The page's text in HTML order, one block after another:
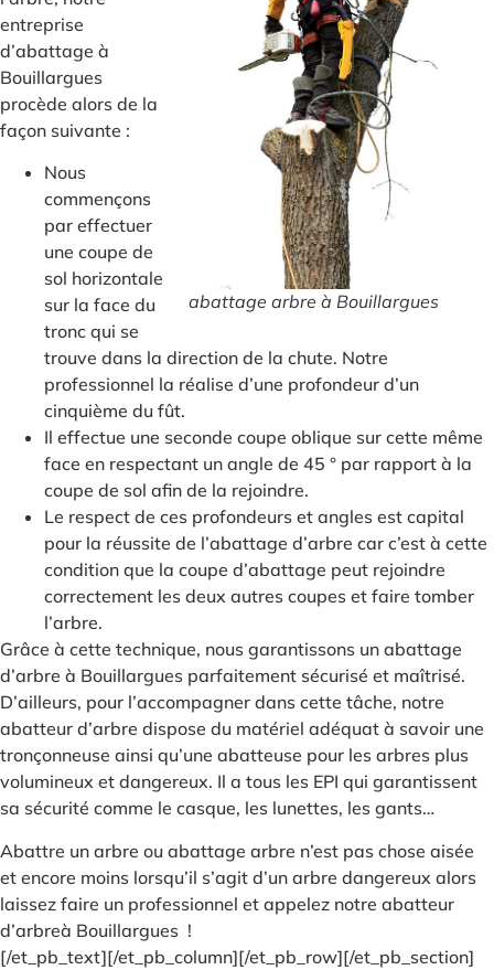
abattage arbre à Bouillargues
entreprise
d’abattage à
Bouillargues
procède alors de la
façon suivante :
Nous
commençons
par effectuer
une coupe de
sol horizontale
sur la face du
tronc qui se
trouve dans la direction de la chute. Notre
professionnel la réalise d’une profondeur d’un
cinquième du fût.
Il effectue une seconde coupe oblique sur cette même
face en respectant un angle de 45 ° par rapport à la
coupe de sol afin de la rejoindre.
Le respect de ces profondeurs et angles est capital
pour la réussite de l’abattage d’arbre car c’est à cette
condition que la coupe d’abattage peut rejoindre
correctement les deux autres coupes et faire tomber
l’arbre.
Grâce à cette technique, nous garantissons un abattage
d’arbre à Bouillargues parfaitement sécurisé et maîtrisé.
D’ailleurs, pour l’accompagner dans cette tâche, notre
abatteur d’arbre dispose du matériel adéquat à savoir une
tronçonneuse ainsi qu’une abatteuse pour les arbres plus
volumineux et dangereux. Il a tous les EPI qui garantissent
sa sécurité comme le casque, les lunettes, les gants…
Abattre un arbre ou abattage arbre n’est pas chose aisée
et encore moins lorsqu’il s’agit d’un arbre dangereux alors
laissez faire un professionnel et appelez notre abatteur
d’arbreà Bouillargues !
[/et_pb_text][/et_pb_column][/et_pb_row][/et_pb_section]